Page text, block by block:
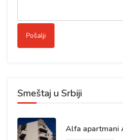
Smeštaj u Srbiji
Alfa apartmani